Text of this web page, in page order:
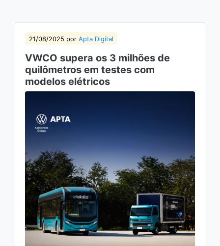
21/08/2025 por Apta Digital
VWCO supera os 3 milhões de
quilômetros em testes com
modelos elétricos